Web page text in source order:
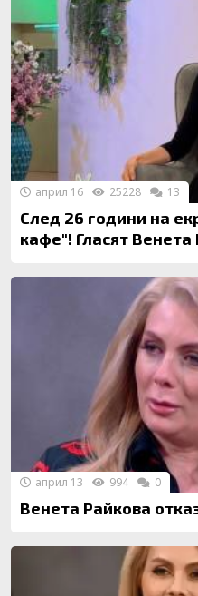
След 26 години на
кафе"! Гласят Венета
април 16 25228 13
април 13 994 0